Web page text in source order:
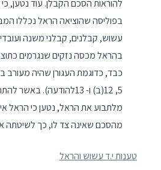
להוראות הסכם הקבלן. עוד נטען,
בפוליסה שהוציאה הראל נכללו
עשוש, קבלנים, קבלני משנה
בהראל מכסה נזקים שנגרמים
5, 12(ב) ו- 13להודעה).
מלתבוע את הראל, נטען כי הראל
מהסכם שאינה צד לו, כך לשיטתה
טענות י.ד עשוש והראל